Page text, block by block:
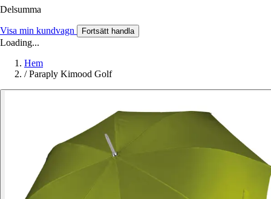
Delsumma
Visa min kundvagn Fortsätt handla
Loading...
Hem
/ Paraply Kimood Golf